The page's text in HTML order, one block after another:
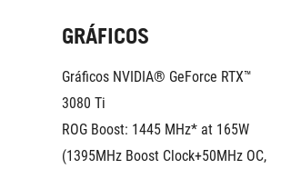
GRÁFICOS
Gráficos NVIDIA® GeForce RTX™
3080 Ti
ROG Boost: 1445 MHz* at 165W
(1395MHz Boost Clock+50MHz OC,